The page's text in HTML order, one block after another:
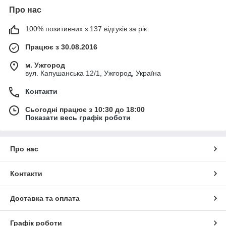
Про нас
100% позитивних з 137 відгуків за рік
Працює з 30.08.2016
м. Ужгород
вул. Капушанська 12/1, Ужгород, Україна
Контакти
Сьогодні працює з 10:30 до 18:00
Показати весь графік роботи
Про нас
Контакти
Доставка та оплата
Графік роботи